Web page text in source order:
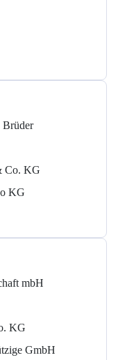
Brüder
Co. KG
KG
mbH
KG
GmbH